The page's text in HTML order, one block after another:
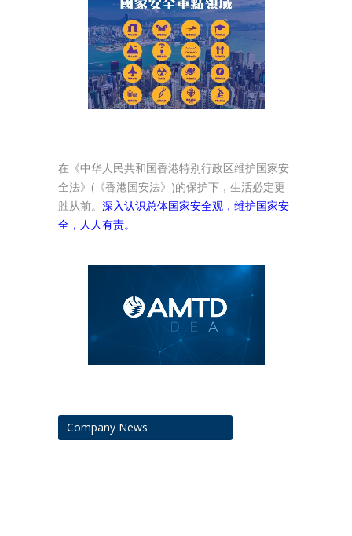
在《中华人民共和国香港特别行政区维护国家安
全法》(《香港国安法》)的保护下，生活必定更
胜从前。 深入认识总体国家安全观，维护国家安
全，人人有责。
Company News